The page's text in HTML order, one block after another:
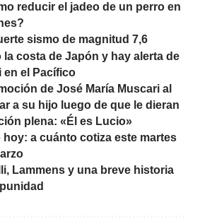
reducir el jadeo de un perro en
sismo de magnitud 7,6
la costa de Japón y hay alerta de
en el Pacífico
de José María Muscari al
a su hijo luego de que le dieran
plena: «Él es Lucio»
hoy: a cuánto cotiza este martes
Lammens y una breve historia